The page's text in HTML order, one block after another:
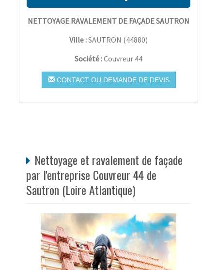
NETTOYAGE RAVALEMENT DE FAÇADE SAUTRON
Ville :SAUTRON (44880)
Société :Couvreur 44
CONTACT OU DEMANDE DE DEVIS
Nettoyage et ravalement de façade
par l'entreprise Couvreur 44 de
Sautron (Loire Atlantique)